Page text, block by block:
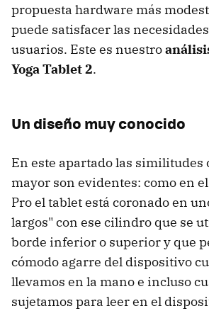
propuesta hardware más
puede satisfacer las
usuarios. Este es nuestro
Yoga Tablet 2.
Un diseño muy conocido
En este apartado las similitudes
mayor son evidentes: como en el
Pro el tablet está coronado en
largos" con ese cilindro que se
borde inferior o superior y que
cómodo agarre del dispositivo
llevamos en la mano e incluso
sujetamos para leer en el